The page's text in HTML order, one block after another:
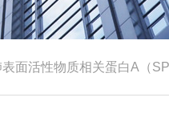
面活性物质相关蛋白A（